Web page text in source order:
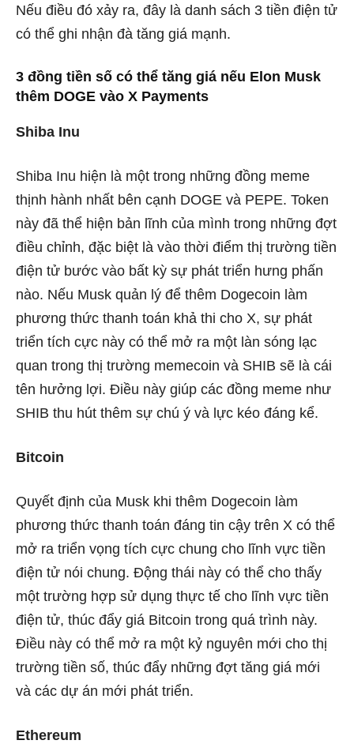
Nếu điều đó xảy ra, đây là danh sách 3 tiền điện tử
có thể ghi nhận đà tăng giá mạnh.
3 đồng tiền số có thể tăng giá nếu Elon Musk
thêm DOGE vào X Payments
Shiba Inu
Shiba Inu hiện là một trong những đồng meme
thịnh hành nhất bên cạnh DOGE và PEPE. Token
này đã thể hiện bản lĩnh của mình trong những đợt
điều chỉnh, đặc biệt là vào thời điểm thị trường tiền
điện tử bước vào bất kỳ sự phát triển hưng phấn
nào. Nếu Musk quản lý để thêm Dogecoin làm
phương thức thanh toán khả thi cho X, sự phát
triển tích cực này có thể mở ra một làn sóng lạc
quan trong thị trường memecoin và SHIB sẽ là cái
tên hưởng lợi. Điều này giúp các đồng meme như
SHIB thu hút thêm sự chú ý và lực kéo đáng kể.
Bitcoin
Quyết định của Musk khi thêm Dogecoin làm
phương thức thanh toán đáng tin cậy trên X có thể
mở ra triển vọng tích cực chung cho lĩnh vực tiền
điện tử nói chung. Động thái này có thể cho thấy
một trường hợp sử dụng thực tế cho lĩnh vực tiền
điện tử, thúc đẩy giá Bitcoin trong quá trình này.
Điều này có thể mở ra một kỷ nguyên mới cho thị
trường tiền số, thúc đẩy những đợt tăng giá mới
và các dự án mới phát triển.
Ethereum